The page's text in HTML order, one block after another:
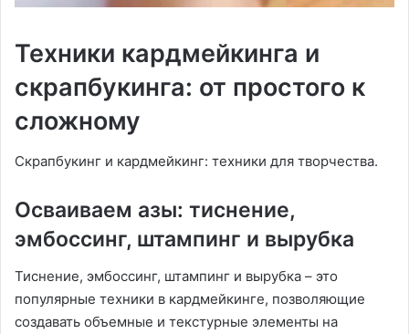
Техники кардмейкинга и
скрапбукинга: от простого к
сложному
Скрапбукинг и кардмейкинг: техники для творчества.
Осваиваем азы: тиснение,
эмбоссинг, штампинг и вырубка
Тиснение, эмбоссинг, штампинг и вырубка – это
популярные техники в кардмейкинге, позволяющие
создавать объемные и текстурные элементы на